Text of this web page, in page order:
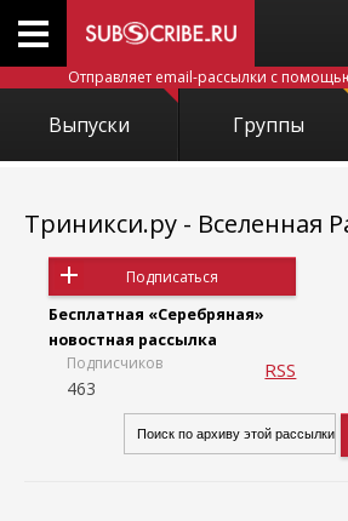
Отправляет email-рассылки с
Выпуски Группы
Триникси.ру - Вселенная
Подписаться
Бесплатная «Серебряная»
новостная рассылка
Подписчиков
463
RSS